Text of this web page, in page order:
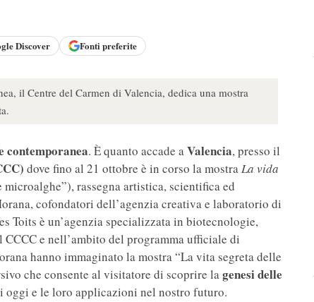
Discover Fonti preferite
il Centre del Carmen di Valencia, dedica una mostra
contemporanea. È quanto accade aValencia, presso il
dove fino al 21 ottobre è in corso la mostraLa vida
rassegna artistica, scientifica ed
cofondatori dell’agenzia creativa e laboratorio di
Toits è un’agenzia specializzata in biotecnologie,
e nell’ambito del programma ufficiale di
hanno immaginato la mostra “La vita segreta delle
che consente al visitatore di scoprire lagenesi delle
oggi e le loro applicazioni nel nostro futuro.